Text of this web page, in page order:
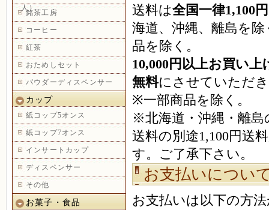
人）
銘茶工房
コーヒー
紅茶
おためしセット
パウダーディスペンサー
カップ
紙コップ5オンス
紙コップ7オンス
インサートカップ
ディスペンサー
その他
お菓子・食品
送料は全国一律1,100円
海道、沖縄、離島を
品を除く。
10,000円以上お買い上
無料にさせていただ
※一部商品を除く。
※北海道・沖縄・離島
送料の別途1,100円送
す。ご了承下さい。
お支払いについ
お支払いは以下の方